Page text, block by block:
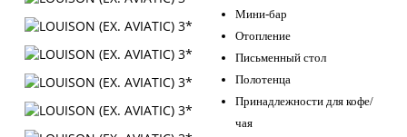
Мини-бар
Отопление
Письменный стол
Полотенца
Принадлежности для кофе/
чая